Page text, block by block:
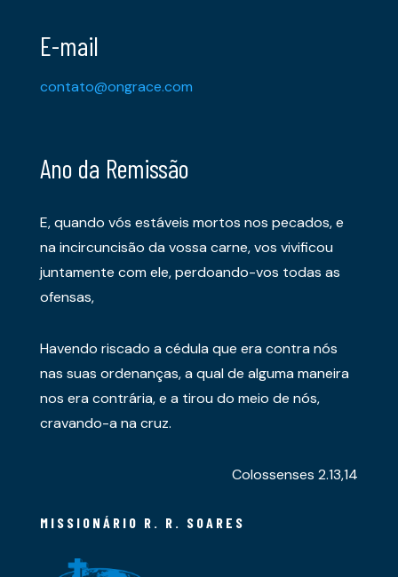
E-mail
contato@ongrace.com
Ano da Remissão
E, quando vós estáveis mortos nos pecados, e
na incircuncisão da vossa carne, vos vivificou
juntamente com ele, perdoando-vos todas as
ofensas,
Havendo riscado a cédula que era contra nós
nas suas ordenanças, a qual de alguma maneira
nos era contrária, e a tirou do meio de nós,
cravando-a na cruz.
Colossenses 2.13,14
MISSIONÁRIO R. R. SOARES